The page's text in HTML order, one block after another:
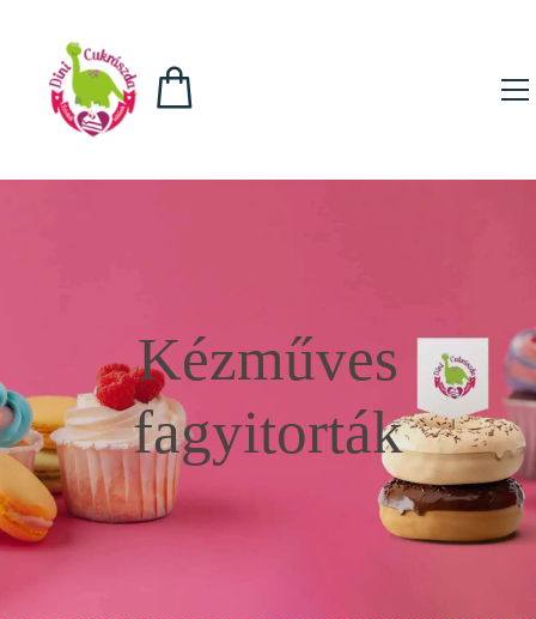
Kézműves
fagyitorták